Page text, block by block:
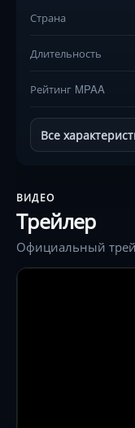
Страна
Длительность
Рейтинг MPAA
Все
ВИДЕО
Трейлер
Официальный